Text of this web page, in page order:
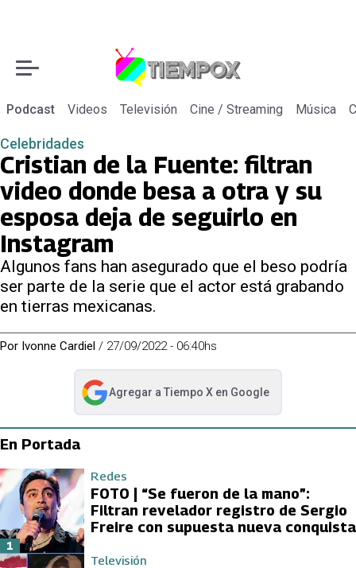
Podcast Videos Televisión Cine / Streaming Música
Celebridades
Cristian de la Fuente: filtran
video donde besa a otra y su
esposa deja de seguirlo en
Instagram
Algunos fans han asegurado que el beso podría
ser parte de la serie que el actor está grabando
en tierras mexicanas.
Por Ivonne Cardiel / 27/09/2022 - 06:40hs
Agregar a Tiempo Xen Google
abre en nueva pestaña
En Portada
Redes
FOTO | “Se fueron de la mano”:
Filtran revelador registro de Sergio
Freire con supuesta nueva conquista
1
Televisión